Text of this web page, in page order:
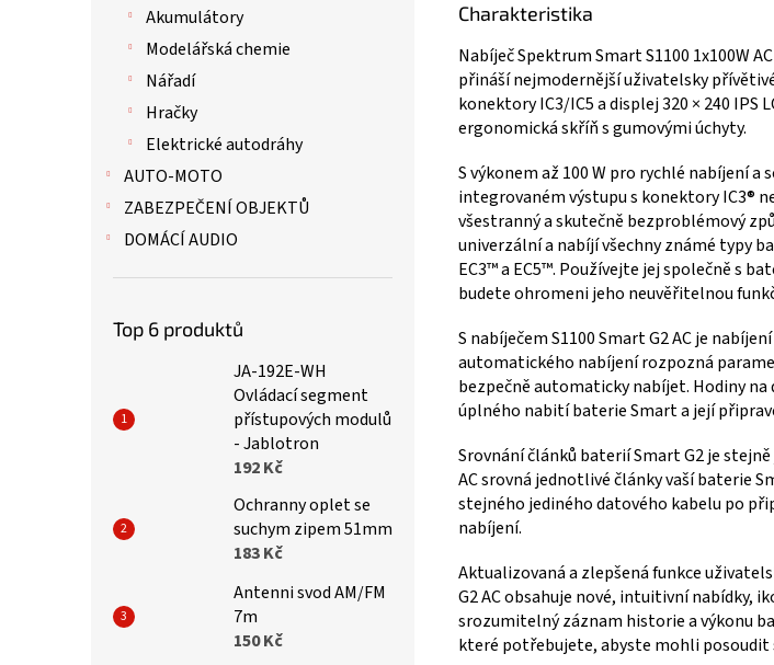
Akumulátory
Modelářská chemie
Nářadí
Hračky
Elektrické autodráhy
AUTO-MOTO
ZABEZPEČENÍ OBJEKTŮ
DOMÁCÍ AUDIO
Top 6 produktů
JA-192E-WH
Ovládací segment
přístupových modulů
- Jablotron
192 Kč
Ochranny oplet se
suchym zipem 51mm
183 Kč
Antenni svod AM/FM
7m
150 Kč
Charakteristika
Nabíječ Spektrum Smart S1100 1x100W
přináší nejmodernější uživatelsky
konektory IC3/IC5 a displej 320 × 240 IPS
ergonomická skříň s gumovými úchyty.
S výkonem až 100 W pro rychlé nabíjení
integrovaném výstupu s konektory IC3®
všestranný a skutečně bezproblémový
univerzální a nabíjí všechny známé typy
EC3™ a EC5™. Používejte jej společně s
budete ohromeni jeho neuvěřitelnou
S nabíječem S1100 Smart G2 AC je
automatického nabíjení rozpozná
bezpečně automaticky nabíjet. Hodiny
úplného nabití baterie Smart a její
Srovnání článků baterií Smart G2 je
AC srovná jednotlivé články vaší baterie
stejného jediného datového kabelu po
nabíjení.
Aktualizovaná a zlepšená funkce
G2 AC obsahuje nové, intuitivní nabídky,
srozumitelný záznam historie a výkonu
které potřebujete, abyste mohli posoudit